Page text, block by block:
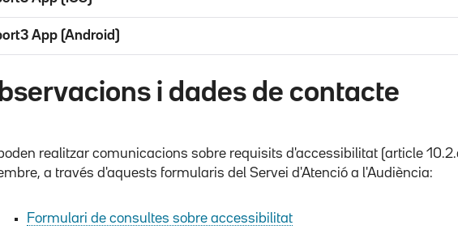
App (Android)
i dades de contacte
realitzar comunicacions sobre requisits d'accessibilitat (article
a través d'aquests formularis del Servei d'Atenció a l'Audiència:
Formulari de consultes sobre accessibilitat